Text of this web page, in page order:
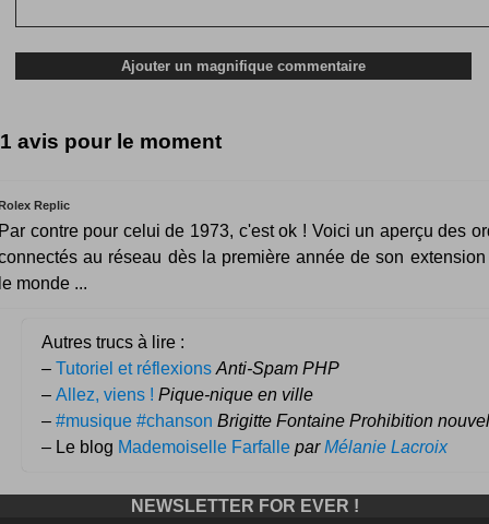
1 avis pour le moment
Replic
contre pour celui de 1973, c'est ok ! Voici un aperçu des
au réseau dès la première année de son
monde ...
Autres trucs à lire :
– Tutoriel et réflexions Anti-Spam PHP
– Allez, viens ! Pique-nique en ville
– #musique #chanson Brigitte Fontaine Prohibition
– Le blog Mademoiselle Farfalle parMélanie Lacroix
NEWSLETTER FOR EVER !